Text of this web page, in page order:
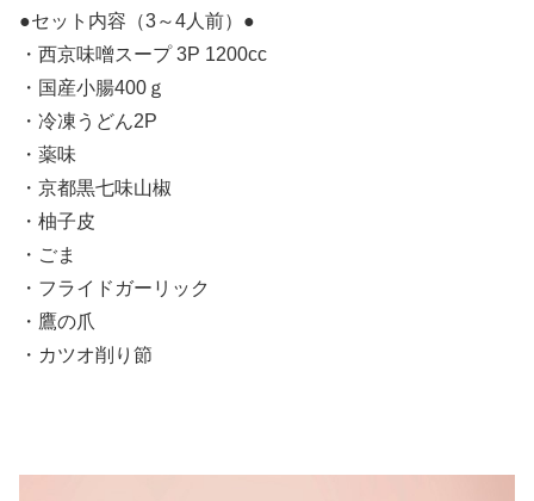
●セット内容（3～4人前）●
・西京味噌スープ 3P 1200cc
・国産小腸400ｇ
・冷凍うどん2P
・薬味
・京都黒七味山椒
・柚子皮
・ごま
・フライドガーリック
・鷹の爪
・カツオ削り節